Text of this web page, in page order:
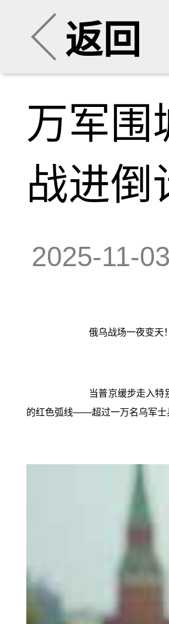
返回
万军围
战进倒
2025-11-03
俄乌战场一夜变天！
当普京缓步走入特
的红色弧线——超过一万名乌军士